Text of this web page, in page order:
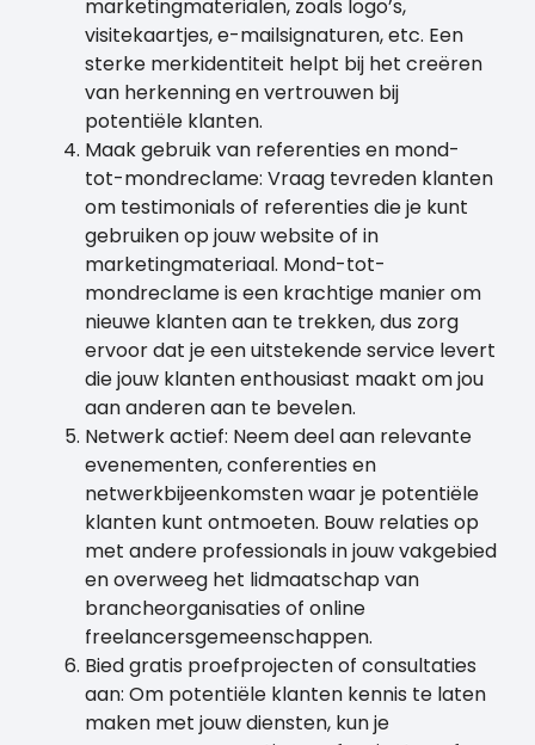
marketingmaterialen, zoals logo’s,
visitekaartjes, e-mailsignaturen, etc. Een
sterke merkidentiteit helpt bij het creëren
van herkenning en vertrouwen bij
potentiële klanten.
Maak gebruik van referenties en mond-
tot-mondreclame: Vraag tevreden klanten
om testimonials of referenties die je kunt
gebruiken op jouw website of in
marketingmateriaal. Mond-tot-
mondreclame is een krachtige manier om
nieuwe klanten aan te trekken, dus zorg
ervoor dat je een uitstekende service levert
die jouw klanten enthousiast maakt om jou
aan anderen aan te bevelen.
Netwerk actief: Neem deel aan relevante
evenementen, conferenties en
netwerkbijeenkomsten waar je potentiële
klanten kunt ontmoeten. Bouw relaties op
met andere professionals in jouw vakgebied
en overweeg het lidmaatschap van
brancheorganisaties of online
freelancersgemeenschappen.
Bied gratis proefprojecten of consultaties
aan: Om potentiële klanten kennis te laten
maken met jouw diensten, kun je